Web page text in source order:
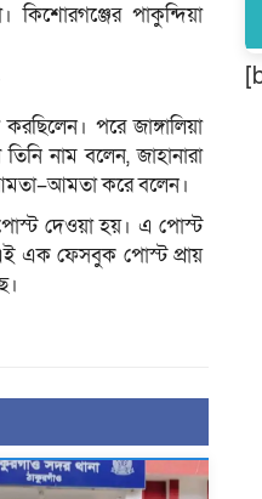
কিশোরগঞ্জের পাকুন্দিয়া
পরে জাঙ্গালিয়া
নাম বলেন, জাহানারা
করে বলেন।
দেওয়া হয়। এ পোস্ট
এক ফেসবুক পোস্ট প্রায়